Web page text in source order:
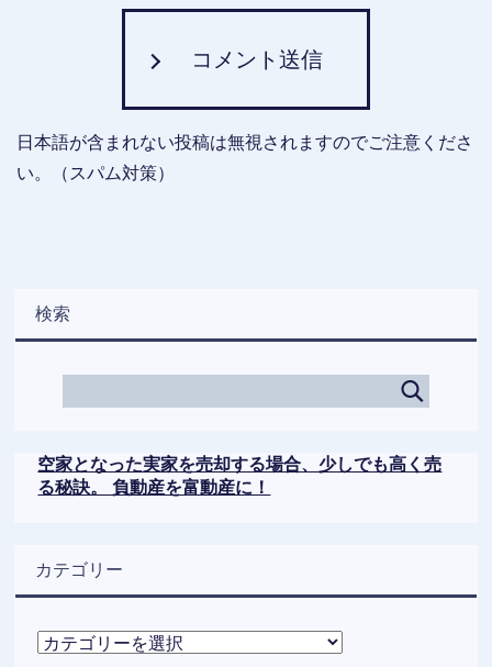
コメント送信
日本語が含まれない投稿は無視されますのでご注意くださ
い。（スパム対策）
検索
空家となった実家を売却する場合、少しでも高く売
る秘訣。 負動産を富動産に！
カテゴリー
カ